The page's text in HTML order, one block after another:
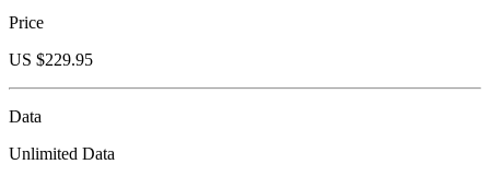
Price
US $229.95
Data
Unlimited Data